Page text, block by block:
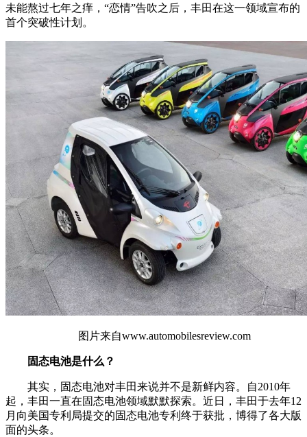
未能熬过七年之痒，“恋情”告吹之后，丰田在这一领域宣布的
首个突破性计划。
图片来自www.automobilesreview.com
固态电池是什么？
其实，固态电池对丰田来说并不是新鲜内容。自2010年
起，丰田一直在固态电池领域默默探索。近日，丰田于去年12
月向美国专利局提交的固态电池专利终于获批，博得了各大版
面的头条。